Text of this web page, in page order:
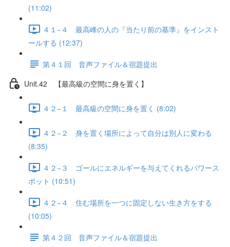
(11:02)
４１−４ 最高峰の人の『当たり前の基準』をインスト
ールする (12:37)
第４１回 音声ファイル＆宿題提出
Unit.42 【最高級の空間に身を置く】
４２−１ 最高級の空間に身を置く (8:02)
４２−２ 身を置く場所によって自分は別人に変わる
(8:35)
４２−３ ゴールにエネルギーを与えてくれるパワース
ポット (10:51)
４２−４ 住む場所を一つに固定しない生き方をする
(10:05)
第４２回 音声ファイル＆宿題提出